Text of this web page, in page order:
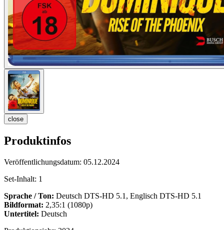
close
Produktinfos
Veröffentlichungsdatum: 05.12.2024
Set-Inhalt: 1
Sprache / Ton: Deutsch DTS-HD 5.1, Englisch DTS-HD 5.1
Bildformat: 2,35:1 (1080p)
Untertitel: Deutsch